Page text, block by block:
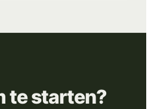
te starten?